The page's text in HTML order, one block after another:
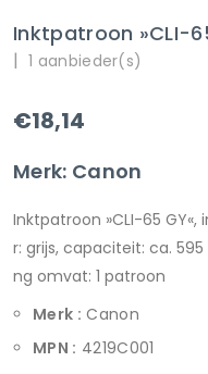
Inktpatroon »CLI-
| 1 aanbieder(s)
€18,14
Merk: Canon
Inktpatroon »CLI-65
r: grijs, capaciteit: ca.
ng omvat: 1 patroon
Merk : Canon
MPN : 4219C001